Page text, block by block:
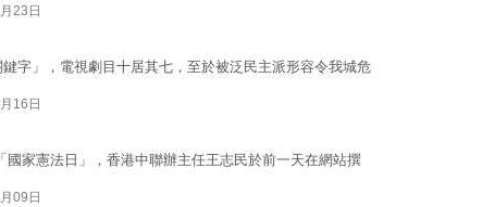
23日
字」，電視劇目十居其七，至於被泛民主派形容令我城危
16日
家憲法日」，香港中聯辦主任王志民於前一天在網站撰
09日